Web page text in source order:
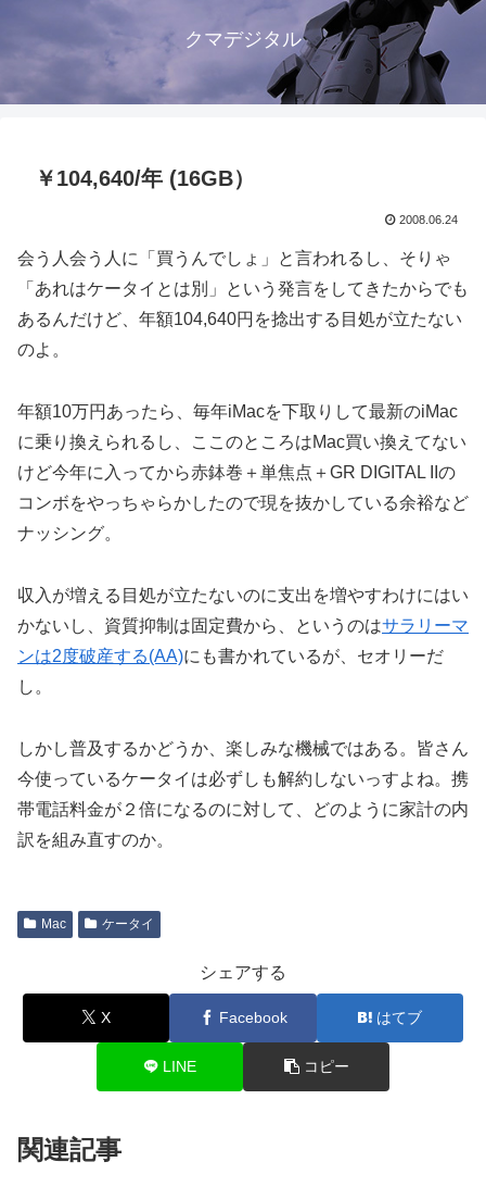
クマデジタル
￥104,640/年 (16GB）
2008.06.24
会う人会う人に「買うんでしょ」と言われるし、そりゃ
「あれはケータイとは別」という発言をしてきたからでも
あるんだけど、年額104,640円を捻出する目処が立たない
のよ。
年額10万円あったら、毎年iMacを下取りして最新のiMac
に乗り換えられるし、ここのところはMac買い換えてない
けど今年に入ってから赤鉢巻＋単焦点＋GR DIGITAL IIの
コンボをやっちゃらかしたので現を抜かしている余裕など
ナッシング。
収入が増える目処が立たないのに支出を増やすわけにはい
かないし、資質抑制は固定費から、というのはサラリーマ
ンは2度破産する(AA)にも書かれているが、セオリーだ
し。
しかし普及するかどうか、楽しみな機械ではある。皆さん
今使っているケータイは必ずしも解約しないっすよね。携
帯電話料金が２倍になるのに対して、どのように家計の内
訳を組み直すのか。
Mac ケータイ
シェアする
X Facebook はてブ
LINE コピー
関連記事